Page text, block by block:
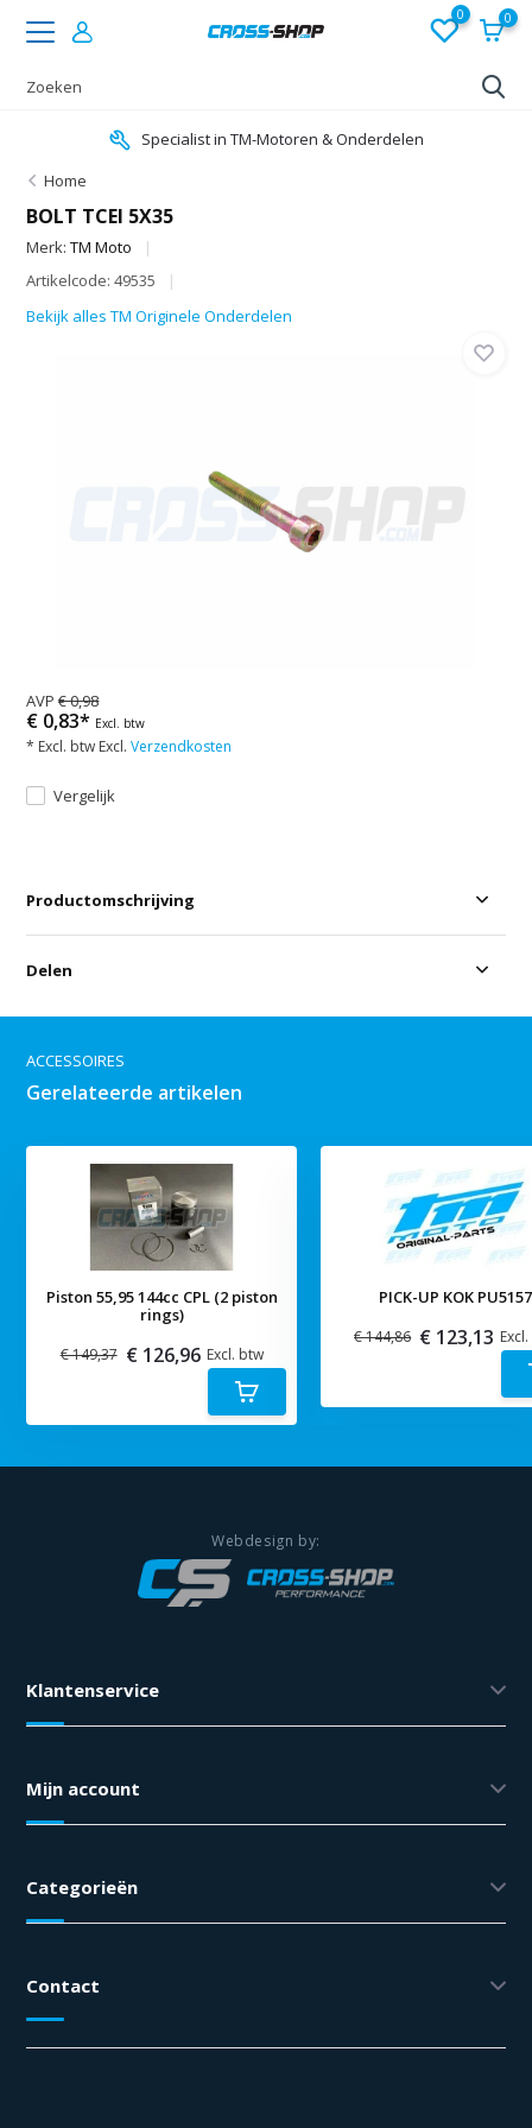
0 0
Specialist in TM-Motoren & Onderdelen
Home
BOLT TCEI 5X35
Merk:TM Moto
Artikelcode: 49535
Bekijk alles TM Originele Onderdelen
AVP€ 0,98
€ 0,83* Excl. btw
* Excl. btw Excl.Verzendkosten
Vergelijk
Productomschrijving
Delen
ACCESSOIRES
Gerelateerde artikelen
Piston 55,95 144cc CPL (2 piston
rings)
€ 149,37 € 126,96 Excl. btw
PICK-UP KOK PU5157
€ 144,86 € 123,13
Klantenservice
Mijn account
Categorieën
Contact